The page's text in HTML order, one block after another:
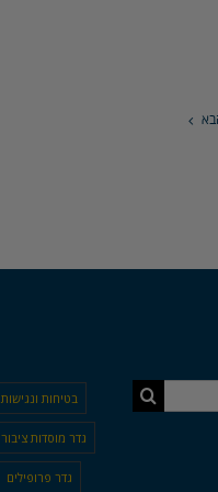
בטיחות ונגישות
גדר מוסדות ציבור
גדר פרופילים